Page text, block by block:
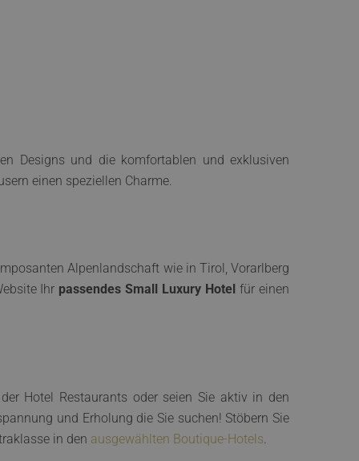
Designs und die komfortablen und exklusiven
einen speziellen Charme.
Alpenlandschaft wie in Tirol, Vorarlberg
Ihr passendes Small Luxury Hotel für einen
Hotel Restaurants oder seien Sie aktiv in den
und Erholung die Sie suchen! Stöbern Sie
in den ausgewählten Boutique-Hotels.